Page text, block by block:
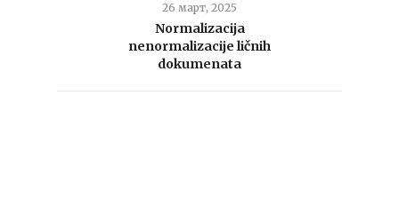
26 март, 2025
Normalizacija
nenormalizacije ličnih
dokumenata